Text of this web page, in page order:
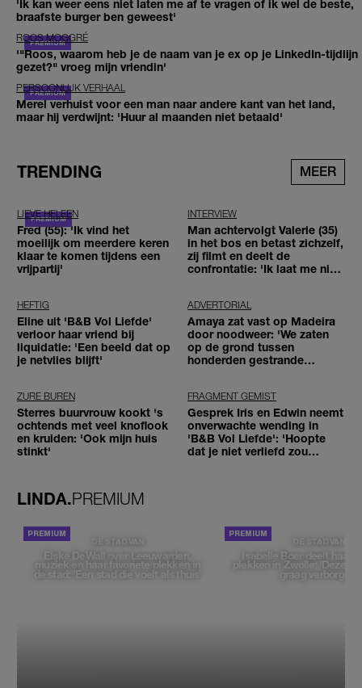
'Ik kan weer eens niet laten me af te vragen of ik wel de beste,
braafste burger ben geweest'
ROOS MOGGRÉ
'"Roos, waarom heb je de naam van je ex op je LinkedIn-tijdlijn
gezet?" vroeg mijn vriendin'
PERSOONLIJK VERHAAL
Merel verhuist voor een man naar andere kant van het land,
maar hij verdwijnt: 'Huur al maanden niet betaald'
TRENDING MEER
LIEVE HELEEN
Fred (55): 'Ik vind het
moeilijk om meerdere keren
klaar te komen tijdens een
vrijpartij'
INTERVIEW
Man achtervolgt Valerie (35)
in het bos en betast zichzelf,
zij filmt en deelt de
confrontatie: 'Ik laat me niet
HEFTIG
Eline uit 'B&B Vol Liefde'
verloor haar vriend bij
liquidatie: 'Een beeld dat op
je netvlies blijft'
ADVERTORIAL
Amaya zat vast op Madeira
door noodweer: 'We zaten
op de grond tussen
honderden gestrande
ZURE BUREN
Sterres buurvrouw kookt 's
ochtends met veel knoflook
en kruiden: 'Ook mijn huis
stinkt'
FRAGMENT GEMIST
Gesprek Iris en Edwin neemt
onverwachte wending in
'B&B Vol Liefde': 'Hoopte
dat je niet verliefd zou
LINDA.PREMIUM
DE STAD VAN
Elske DeWall over Leeuwarden,
muziek en haar favoriete plekken in
de stad: 'Een stad die voelt als thuis'
DE STAD VAN
Isabelle Boer deelt haar
plekken in Zwolle: 'Deze
graag verborgen'